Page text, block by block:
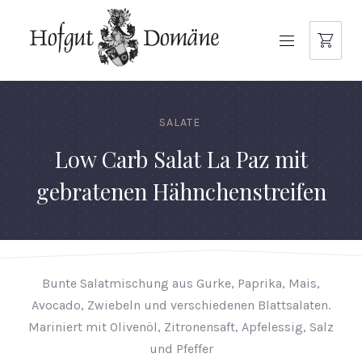
NAVIGATION
SALATE
Low Carb Salat La Paz mit
gebratenen Hähnchenstreifen
Bunte Salatmischung aus Gurke, Paprika, Mais,
Avocado, Zwiebeln und verschiedenen Blattsalaten.
Mariniert mit Olivenöl, Zitronensaft, Apfelessig, Salz
und Pfeffer